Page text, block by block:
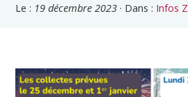
Le : 19 décembre 2023 · Dans : Infos